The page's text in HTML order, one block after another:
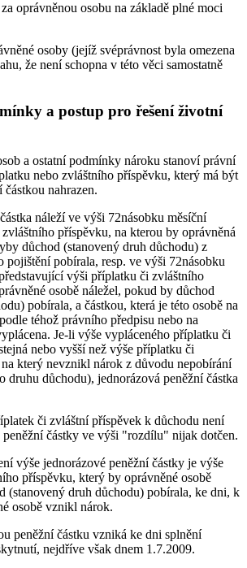
oprávněnou osobu na základě plné moci
osoby (jejíž svéprávnost byla omezena
že není schopna v této věci samostatně
a postup pro řešení životní
a ostatní podmínky nároku stanoví právní
nebo zvláštního příspěvku, který má být
nahrazen.
náleží ve výši 72násobku měsíční
příspěvku, na kterou by oprávněná
důchod (stanovený druh důchodu) z
pojištění pobírala, resp. ve výši 72násobku
výši příplatku či zvláštního
osobě náležel, pokud by důchod
pobírala, a částkou, která je této osobě na
téhož právního předpisu nebo na
Je-li výše vypláceného příplatku či
nebo vyšší než výše příplatku či
který nevznikl nárok z důvodu nepobírání
druhu důchodu), jednorázová peněžní částka
či zvláštní příspěvek k důchodu není
částky ve výši "rozdílu" nijak dotčen.
výše jednorázové peněžní částky je výše
příspěvku, který by oprávněné osobě
(stanovený druh důchodu) pobírala, ke dni, k
osobě vznikl nárok.
peněžní částku vzniká ke dni splnění
nejdříve však dnem 1.7.2009.